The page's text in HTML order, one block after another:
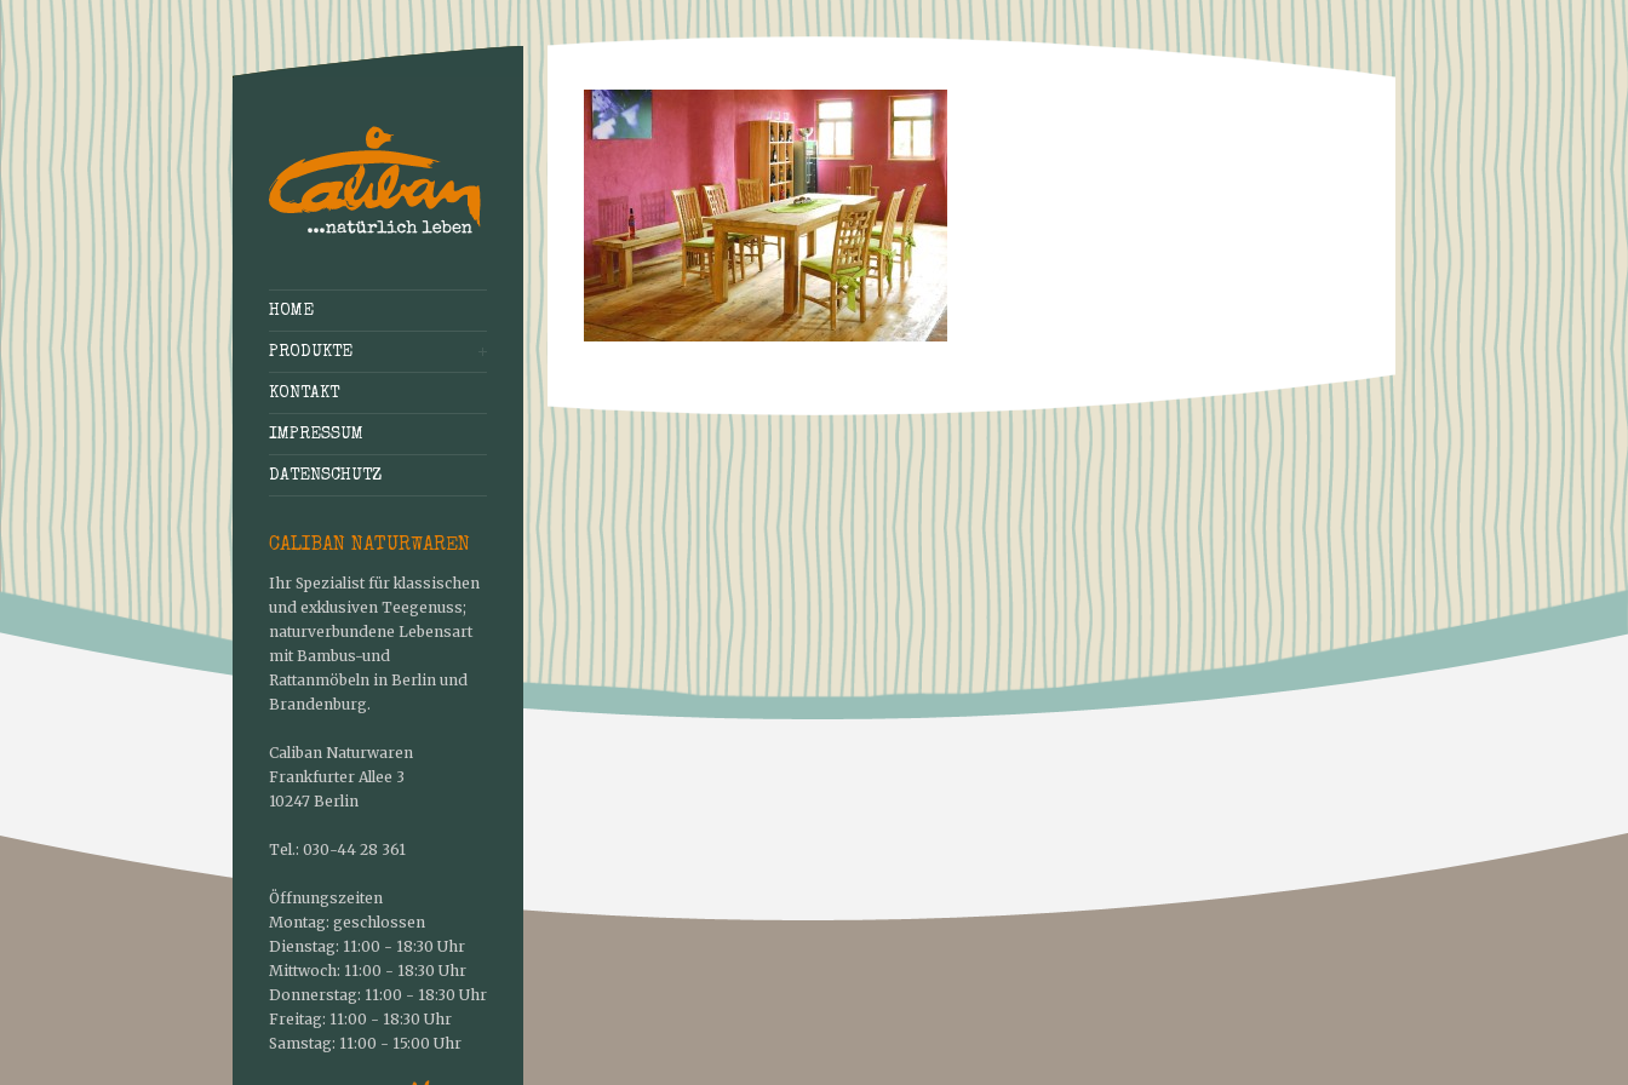
HOME
PRODUKTE
KONTAKT
IMPRESSUM
DATENSCHUTZ
CALIBAN NATURWAREN
Ihr Spezialist für klassischen
und exklusiven Teegenuss;
naturverbundene Lebensart
mit Bambus-und
Rattanmöbeln in Berlin und
Brandenburg.
Caliban Naturwaren
Frankfurter Allee 3
10247 Berlin
Tel.: 030-44 28 361
Öffnungszeiten
Montag: geschlossen
Dienstag: 11:00 - 18:30 Uhr
Mittwoch: 11:00 - 18:30 Uhr
Donnerstag: 11:00 - 18:30 Uhr
Freitag: 11:00 - 18:30 Uhr
Samstag: 11:00 - 15:00 Uhr